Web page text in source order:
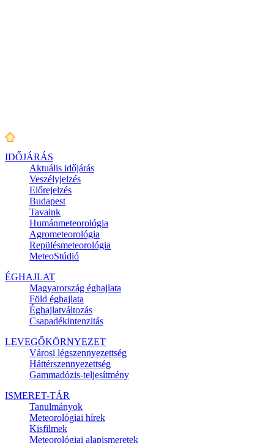
IDŐJÁRÁS
Aktuális időjárás
Veszélyjelzés
Előrejelzés
Budapest
Tavaink
Humánmeteorológia
Agrometeorológia
Repülésmeteorológia
MeteoStúdió
ÉGHAJLAT
Magyarország éghajlata
Föld éghajlata
Éghajlatváltozás
Csapadékintenzitás
LEVEGŐKÖRNYEZET
Városi légszennyezettség
Háttérszennyezettség
Gammadózis-teljesítmény
ISMERET-TÁR
Tanulmányok
Meteorológiai hírek
Kisfilmek
Meteorológiai alapismeretek